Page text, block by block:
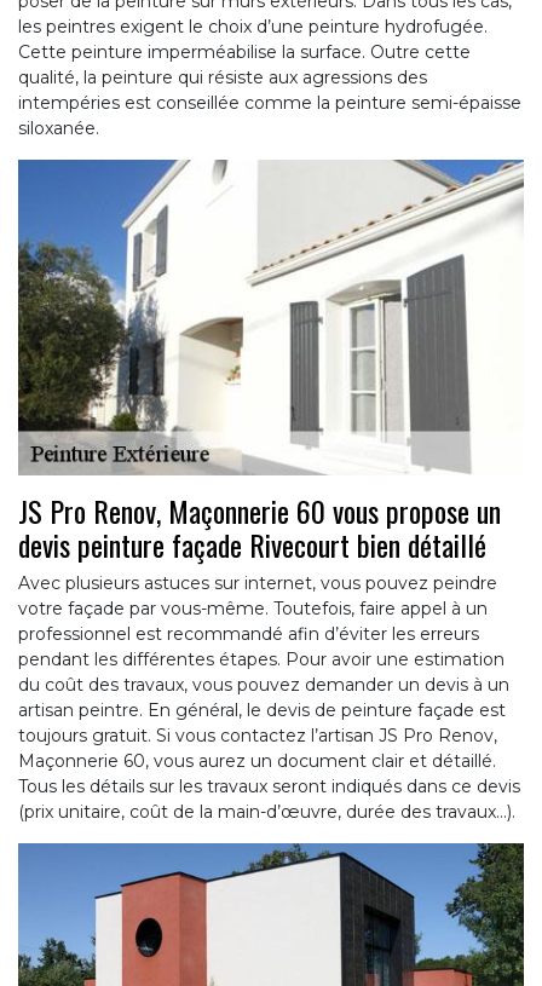
les peintres exigent le choix d’une peinture hydrofugée.
Cette peinture imperméabilise la surface. Outre cette
qualité, la peinture qui résiste aux agressions des
intempéries est conseillée comme la peinture semi-épaisse
siloxanée.
JS Pro Renov, Maçonnerie 60 vous propose un
devis peinture façade Rivecourt bien détaillé
Avec plusieurs astuces sur internet, vous pouvez peindre
votre façade par vous-même. Toutefois, faire appel à un
professionnel est recommandé afin d’éviter les erreurs
pendant les différentes étapes. Pour avoir une estimation
du coût des travaux, vous pouvez demander un devis à un
artisan peintre. En général, le devis de peinture façade est
toujours gratuit. Si vous contactez l’artisan JS Pro Renov,
Maçonnerie 60, vous aurez un document clair et détaillé.
Tous les détails sur les travaux seront indiqués dans ce devis
(prix unitaire, coût de la main-d’œuvre, durée des travaux…).